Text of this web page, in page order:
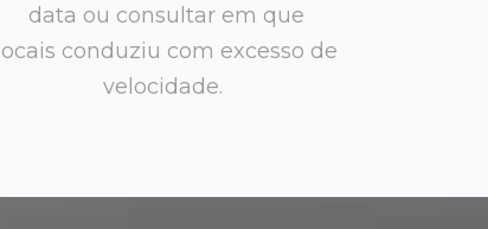
data ou consultar em que
conduziu com excesso de
velocidade.